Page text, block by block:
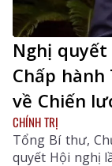
Nghị
Chấp
về Chiến
CHÍNH TRỊ
Tổng Bí thư,
quyết Hội nghị